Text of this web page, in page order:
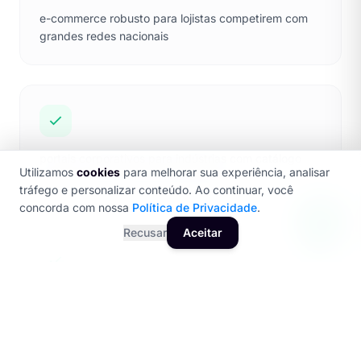
e-commerce robusto para lojistas competirem com
grandes redes nacionais
técnico, cases e área de propostas
Utilizamos cookies para melhorar sua experiência, analisar
tráfego e personalizar conteúdo. Ao continuar, você
concorda com nossa Política de Privacidade.
Recusar
Aceitar